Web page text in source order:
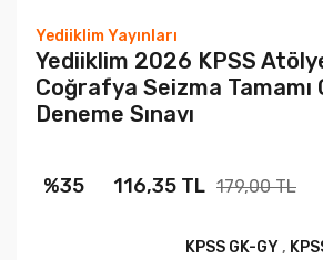
Yediiklim Yayınları
Yediiklim 2026 KPSS
Coğrafya Seizma Tamamı
Deneme Sınavı
%35 116,35 TL 179,00 TL
KPSS GK-GY,